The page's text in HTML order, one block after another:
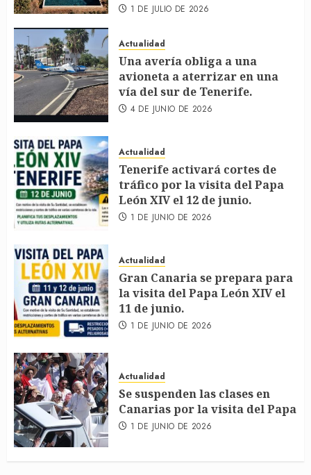
1 DE JULIO DE 2026
Actualidad
Una avería obliga a una
avioneta a aterrizar en una
vía del sur de Tenerife.
4 DE JUNIO DE 2026
Actualidad
Tenerife activará cortes de
tráfico por la visita del Papa
León XIV el 12 de junio.
1 DE JUNIO DE 2026
Actualidad
Gran Canaria se prepara para
la visita del Papa León XIV el
11 de junio.
1 DE JUNIO DE 2026
Actualidad
Se suspenden las clases en
Canarias por la visita del Papa
1 DE JUNIO DE 2026